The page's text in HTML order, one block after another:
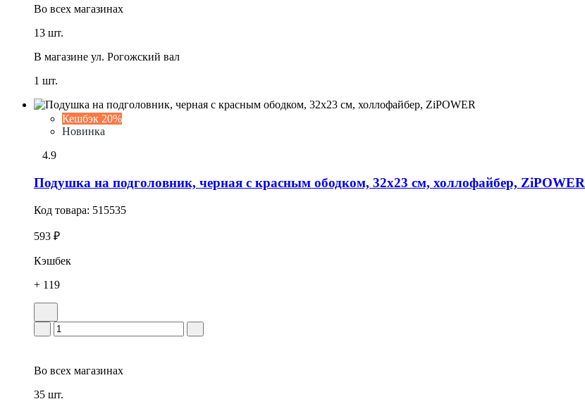
Во всех магазинах
13 шт.
В магазине ул. Рогожский вал
1 шт.
Кешбэк 20%
Новинка
4.9
Подушка на подголовник, черная с красным ободком, 32x23 см, холлофайбер, ZiPOWER
Код товара: 515535
593 ₽
Кэшбек
+ 119
Во всех магазинах
35 шт.